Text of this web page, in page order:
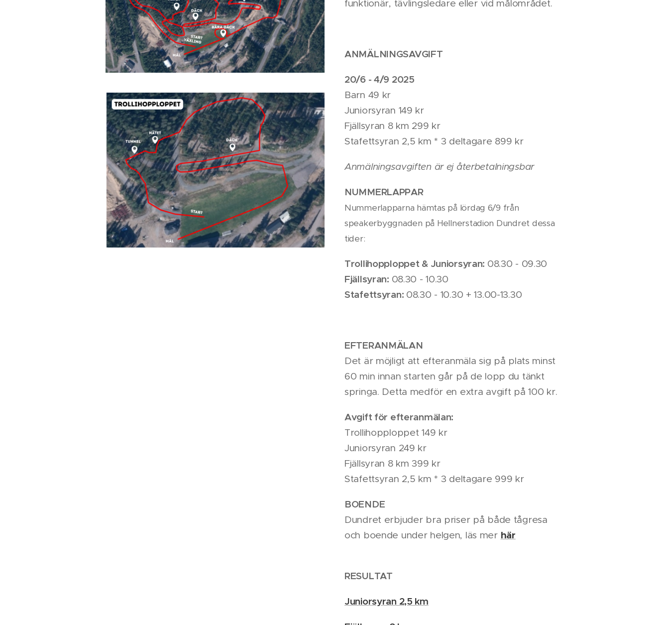
funktionär, tävlingsledare eller vid målområdet.
ANMÄLNINGSAVGIFT
20/6 - 4/9 2025
Barn 49 kr
Juniorsyran 149 kr
Fjällsyran 8 km 299 kr
Stafettsyran 2,5 km * 3 deltagare 899 kr
Anmälningsavgiften är ej återbetalningsbar
NUMMERLAPPAR
Nummerlapparna hämtas på lördag 6/9 från
speakerbyggnaden på Hellnerstadion Dundret dessa
tider:
Trollihopploppet & Juniorsyran: 08.30 - 09.30
Fjällsyran: 08.30 - 10.30
Stafettsyran: 08.30 - 10.30 + 13.00-13.30
EFTERANMÄLAN
Det är möjligt att efteranmäla sig på plats minst
60 min innan starten går på de lopp du tänkt
springa. Detta medför en extra avgift på 100 kr.
Avgift för efteranmälan:
Trollihopploppet 149 kr
Juniorsyran 249 kr
Fjällsyran 8 km 399 kr
Stafettsyran 2,5 km * 3 deltagare 999 kr
BOENDE
Dundret erbjuder bra priser på både tågresa
och boende under helgen, läs mer här
RESULTAT
Juniorsyran 2,5 km